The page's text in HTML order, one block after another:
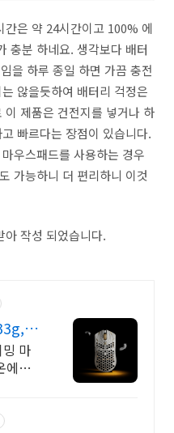
간은 약 24시간이고 100% 에
충분 하네요. 생각보다 배터
을 하루 종일 하면 가끔 충전
않을듯하여 배터리 걱정은
제품은 건전지를 넣거나 하
빠르다는 장점이 있습니다.
우스패드를 사용하는 경우
가능하니 더 편리하니 이것
아 작성 되었습니다.
마
에서